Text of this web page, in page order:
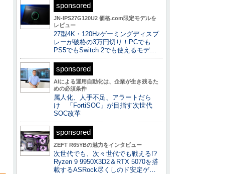
sponsored
JN-IPS27G120U2 価格.com限定モデルを
レビュー
27型4K・120Hzゲーミングディスプ
レーが破格の3万円切り！PCでも
PS5でもSwitch 2でも使えるモデ…
sponsored
AIによる運用自動化は、企業が生き残るた
めの必須条件
属人化、人手不足、アラートだら
け 「FortiSOC」が目指す次世代
SOC改革
sponsored
ZEFT R65YBの魅力をインタビュー
次世代でも、次々世代でも戦える!?
Ryzen 9 9950X3D2＆RTX 5070を搭
載するASRock尽くしのド安定ゲ…